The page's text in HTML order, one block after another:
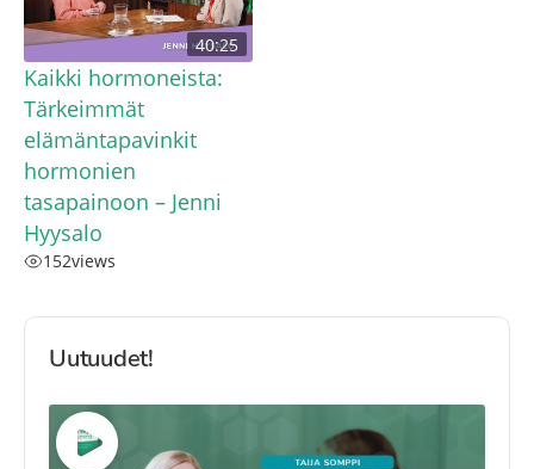
40:25
Kaikki hormoneista:
Tärkeimmät
elämäntapavinkit
hormonien
tasapainoon – Jenni
Hyysalo
152views
Uutuudet!